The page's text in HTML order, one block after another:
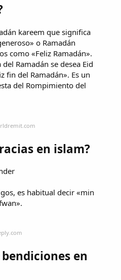
kareem que significa
o Ramadán
como «Feliz Ramadán».
Ramadán se desea Eid
fin del Ramadán». Es un
del Rompimiento del
en islam?
es habitual decir «min
en